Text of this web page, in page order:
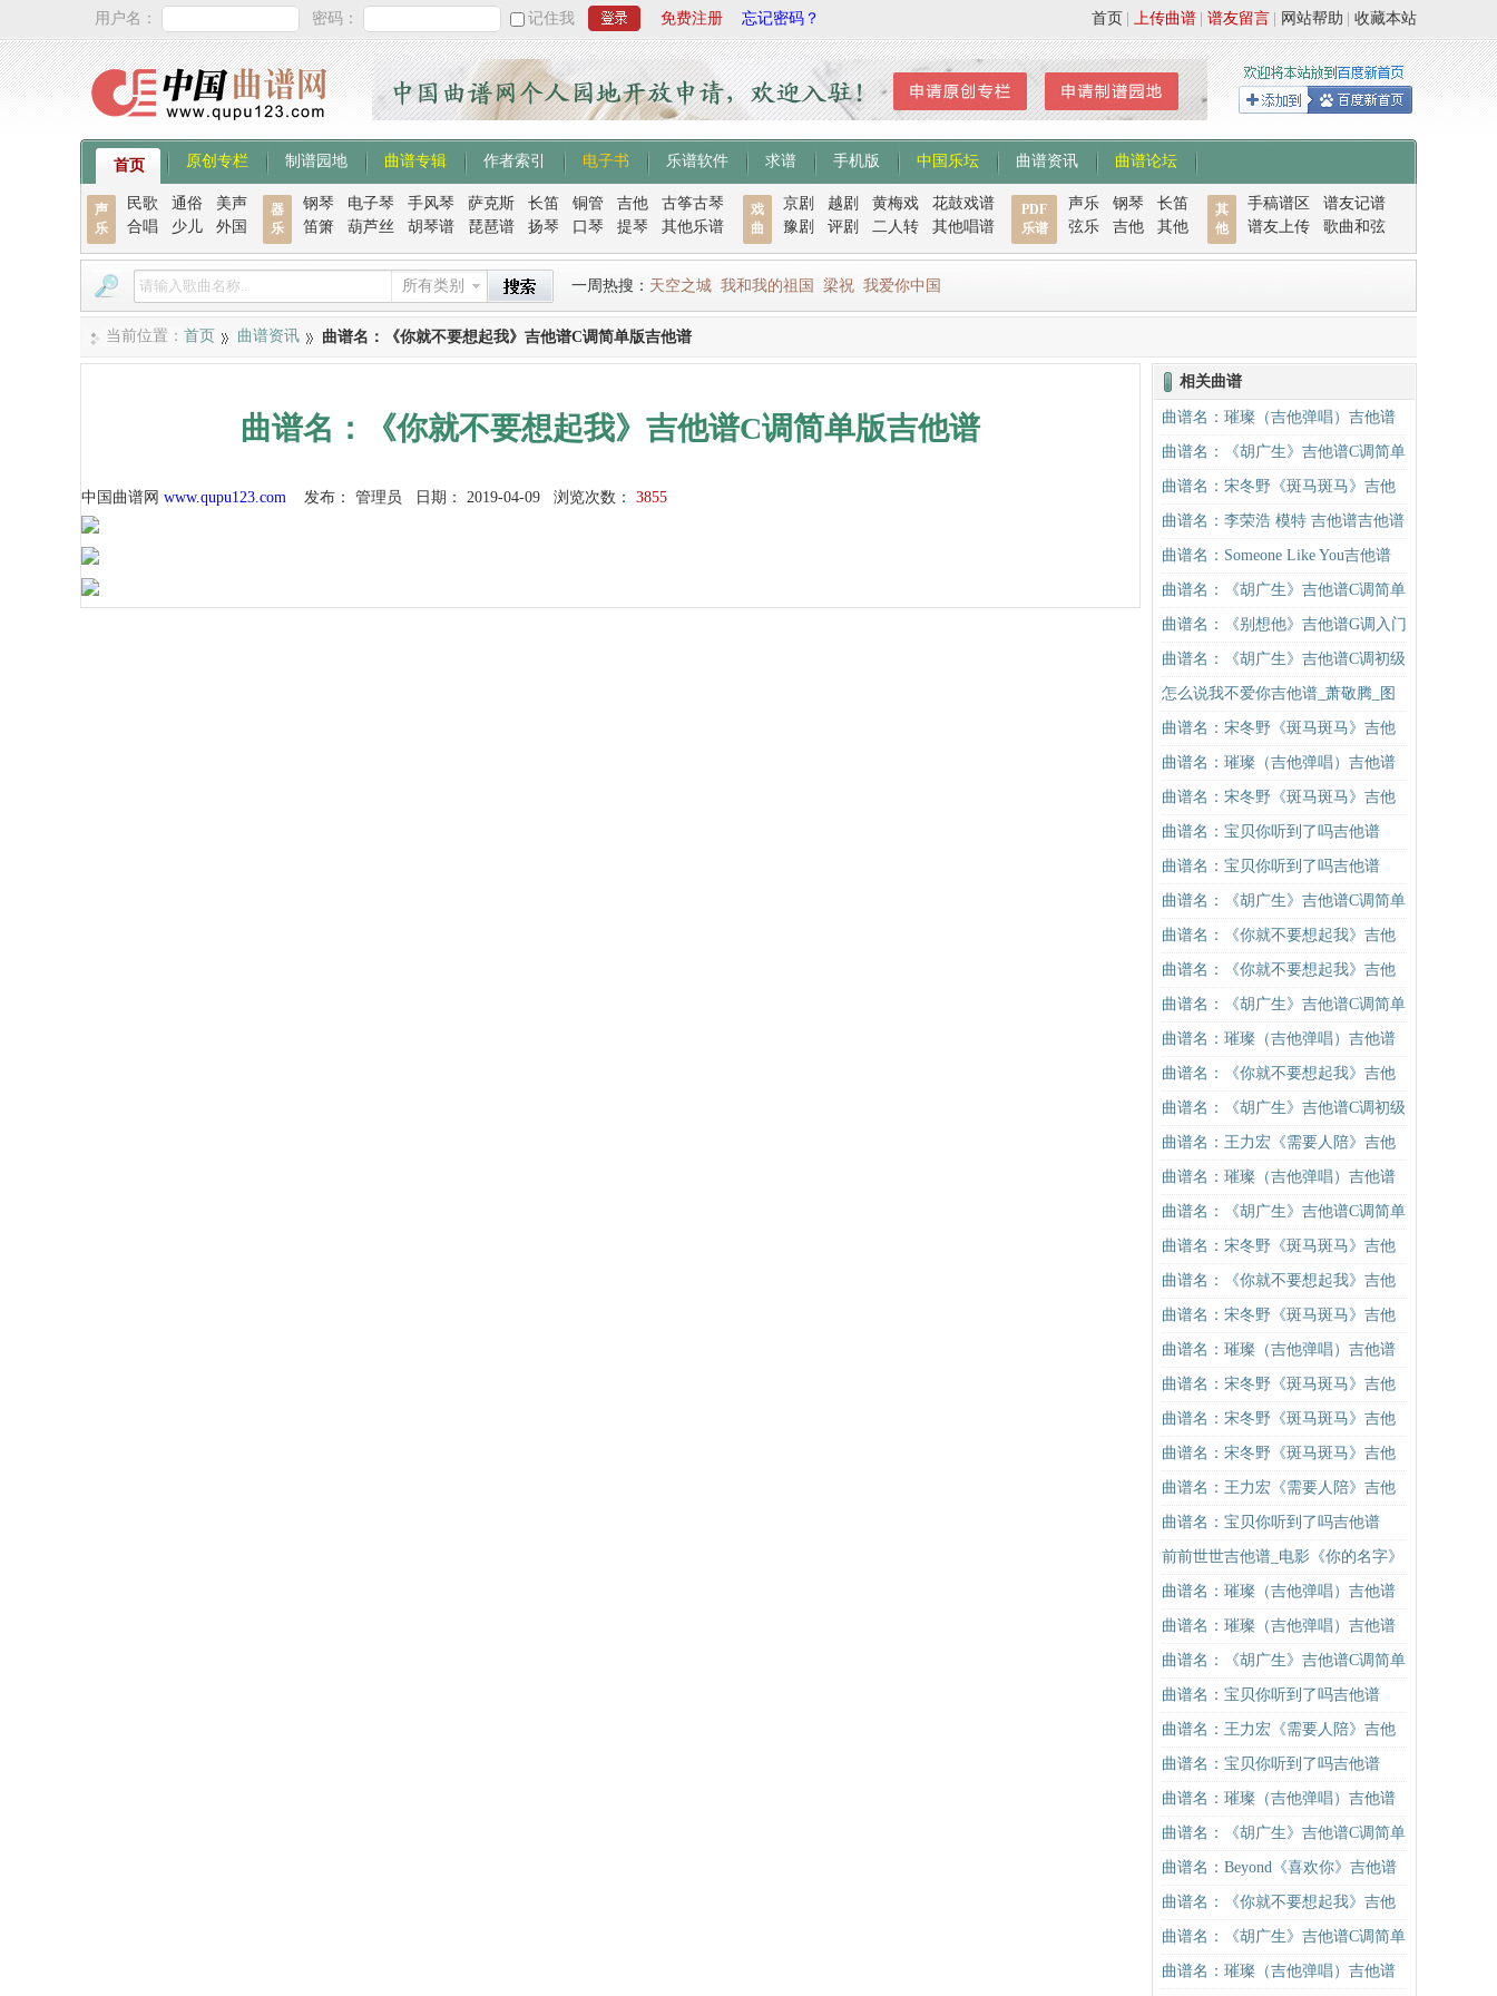
用户名： 密码： 记住我 免费注册 忘记密码？ 收藏本站
网站帮助
谱友留言
上传曲谱
首页
首页 原创专栏 制谱园地 曲谱专辑 作者索引 电子书 乐谱软件 求谱 手机版 中国乐坛 曲谱资讯 曲谱论坛
声
乐
民歌 通俗
美声
合唱
少儿 外国
器
乐
钢琴 电子琴 手风琴 萨克斯 长笛 铜管 吉他
古筝古琴
笛箫
葫芦丝 胡琴谱 琵琶谱 扬琴 口琴 提琴 其他乐谱
戏
曲
京剧 越剧 黄梅戏
花鼓戏谱
豫剧
评剧 二人转 其他唱谱
PDF
乐谱
声乐 钢琴
长笛
弦乐
吉他 其他
其
他
手稿谱区
谱友记谱
谱友上传
歌曲和弦
所有类别 一周热搜： 天空之城 我和我的祖国 梁祝 我爱你中国
当前位置： 首页 曲谱资讯 曲谱名：《你就不要想起我》吉他谱C调简单版吉他谱
曲谱名：《你就不要想起我》吉他谱C调简单版吉他谱
中国曲谱网 www.qupu123.com 发布： 管理员 日期： 2019-04-09 浏览次数： 3855
相关曲谱
曲谱名：璀璨（吉他弹唱）吉他谱
曲谱名：《胡广生》吉他谱C调简单
版（酷音小伟吉他弹唱教学）吉他
谱
曲谱名：宋冬野《斑马斑马》吉他
谱C调简单版（酷音小伟吉他教学）
吉他谱
曲谱名：李荣浩 模特 吉他谱吉他谱
曲谱名：Someone Like You吉他谱
曲谱名：《胡广生》吉他谱C调简单
版（酷音小伟吉他弹唱教学）吉他
谱
曲谱名：《别想他》吉他谱G调入门
版 抖音热曲 高音教编配吉他谱
曲谱名：《胡广生》吉他谱C调初级
进阶版（酷音小伟吉他弹唱教学）
吉他谱
怎么说我不爱你吉他谱_萧敬腾_图
片谱标准版
曲谱名：宋冬野《斑马斑马》吉他
谱C调简单版（酷音小伟吉他教学）
吉他谱
曲谱名：璀璨（吉他弹唱）吉他谱
曲谱名：宋冬野《斑马斑马》吉他
谱G调初级进阶版（酷音小伟吉他教
学）吉他谱
曲谱名：宝贝你听到了吗吉他谱
曲谱名：宝贝你听到了吗吉他谱
曲谱名：《胡广生》吉他谱C调简单
版（酷音小伟吉他弹唱教学）吉他
谱
曲谱名：《你就不要想起我》吉他
谱C调简单版吉他谱
曲谱名：《你就不要想起我》吉他
谱C调简单版吉他谱
曲谱名：《胡广生》吉他谱C调简单
版（酷音小伟吉他弹唱教学）吉他
谱
曲谱名：璀璨（吉他弹唱）吉他谱
曲谱名：《你就不要想起我》吉他
谱C调简单版吉他谱
曲谱名：《胡广生》吉他谱C调初级
进阶版（酷音小伟吉他弹唱教学）
吉他谱
曲谱名：王力宏《需要人陪》吉他
谱C调原版（酷音小伟吉他教学）吉
他谱
曲谱名：璀璨（吉他弹唱）吉他谱
曲谱名：《胡广生》吉他谱C调简单
版（酷音小伟吉他弹唱教学）吉他
谱
曲谱名：宋冬野《斑马斑马》吉他
谱G调初级进阶版（酷音小伟吉他教
学）吉他谱
曲谱名：《你就不要想起我》吉他
谱C调简单版吉他谱
曲谱名：宋冬野《斑马斑马》吉他
谱G调初级进阶版（酷音小伟吉他教
学）吉他谱
曲谱名：璀璨（吉他弹唱）吉他谱
曲谱名：宋冬野《斑马斑马》吉他
谱G调初级进阶版（酷音小伟吉他教
学）吉他谱
曲谱名：宋冬野《斑马斑马》吉他
谱C调简单版（酷音小伟吉他教学）
吉他谱
曲谱名：宋冬野《斑马斑马》吉他
谱C调简单版（酷音小伟吉他教学）
吉他谱
曲谱名：王力宏《需要人陪》吉他
谱C调原版（酷音小伟吉他教学）吉
他谱
曲谱名：宝贝你听到了吗吉他谱
前前世世吉他谱_电影《你的名字》
的主题曲_图片谱
曲谱名：璀璨（吉他弹唱）吉他谱
曲谱名：璀璨（吉他弹唱）吉他谱
曲谱名：《胡广生》吉他谱C调简单
版（酷音小伟吉他弹唱教学）吉他
谱
曲谱名：宝贝你听到了吗吉他谱
曲谱名：王力宏《需要人陪》吉他
谱C调原版（酷音小伟吉他教学）吉
他谱
曲谱名：宝贝你听到了吗吉他谱
曲谱名：璀璨（吉他弹唱）吉他谱
曲谱名：《胡广生》吉他谱C调简单
版（酷音小伟吉他弹唱教学）吉他
谱
曲谱名：Beyond《喜欢你》吉他谱
酷音小伟吉他教学吉他谱
曲谱名：《你就不要想起我》吉他
谱C调简单版吉他谱
曲谱名：《胡广生》吉他谱C调简单
版（酷音小伟吉他弹唱教学）吉他
曲谱名：璀璨（吉他弹唱）吉他谱